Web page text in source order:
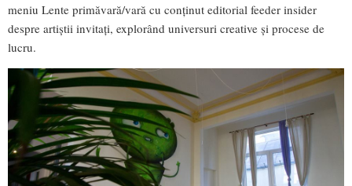
meniu Lente primăvară/vară cu conținut editorial feeder insider
despre artiștii invitați, explorând universuri creative și procese de
lucru.